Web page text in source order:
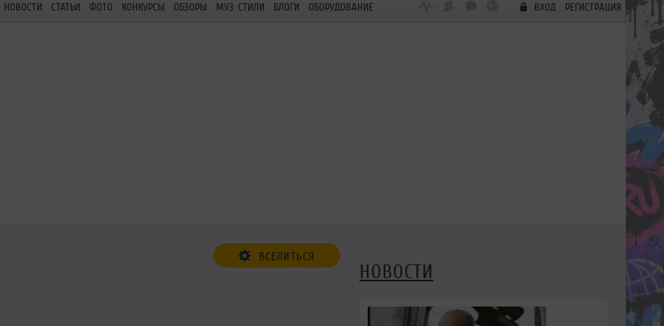
НОВОСТИ СТАТЬИ ФОТО КОНКУРСЫ ОБЗОРЫ МУЗ. СТИЛИ БЛОГИ ОБОРУДОВАНИЕ ВХОД РЕГИСТРАЦИЯ
ВСЕЛИТЬСЯ
НОВОСТИ